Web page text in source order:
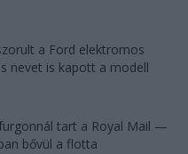
a Ford elektromos
nevet is kapott a modell
tart a Royal Mail —
bővül a flotta